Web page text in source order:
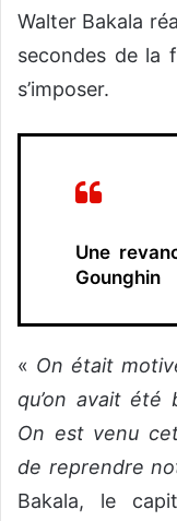
Walter Bakala
secondes de la
s’imposer.
Une
Gounghin
« On était
qu’on avait été
On est venu
de reprendre
Bakala, le